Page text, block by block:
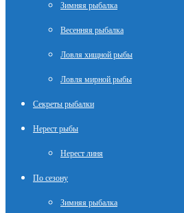
Зимняя рыбалка
Весенняя рыбалка
Ловля хищной рыбы
Ловля мирной рыбы
Секреты рыбалки
Нерест рыбы
Нерест линя
По сезону
Зимняя рыбалка